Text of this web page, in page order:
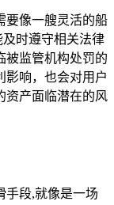
要像一艘灵活的船
及时遵守相关法律
被监管机构处罚的
影响，也会对用户
资产面临潜在的风
手段,就像是一场